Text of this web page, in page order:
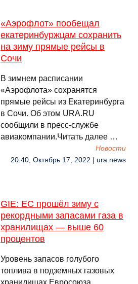
«Аэрофлот» пообещал
екатеринбуржцам сохранить
на зиму прямые рейсы в
Сочи
В зимнем расписании
«Аэрофлота» сохранятся
прямые рейсы из Екатеринбурга
в Сочи. Об этом URA.RU
сообщили в пресс-службе
авиакомпании.Читать далее …
Новости
20:40, Октябрь 17, 2022 | ura.news
GIE: ЕС прошёл зиму с
рекордными запасами газа в
хранилищах — выше 60
процентов
Уровень запасов голубого
топлива в подземных газовых
хранилищах Евросоюза